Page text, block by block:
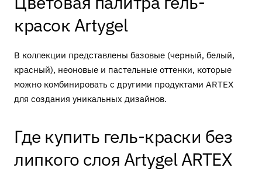
красок Artygel
В коллекции представлены базовые (черный, белый,
красный), неоновые и пастельные оттенки, которые
можно комбинировать с другими продуктами ARTEX
для создания уникальных дизайнов.
Где купить гель-краски без
липкого слоя Artygel ARTEX